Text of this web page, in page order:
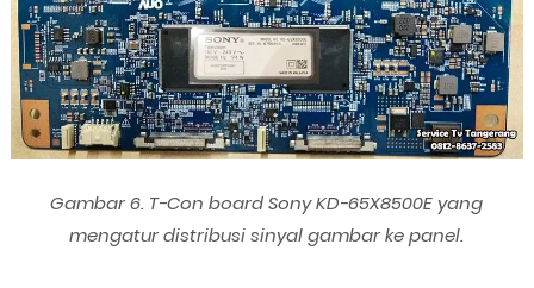
Gambar 6. T-Con board Sony KD-65X8500E yang
mengatur distribusi sinyal gambar ke panel.